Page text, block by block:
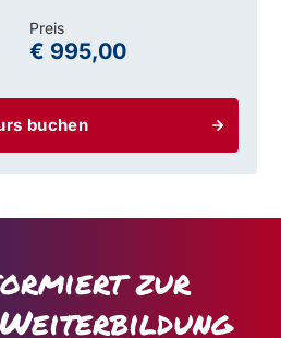
buchen
Preis
€ 995,00
zur